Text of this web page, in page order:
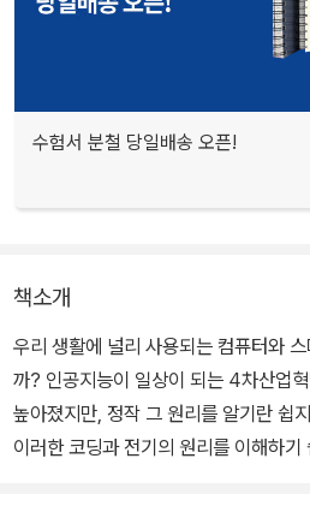
수험서 분철 당일배송 오픈!
책소개
우리 생활에 널리 사용되는 컴퓨터와
까? 인공지능이 일상이 되는 4차산업
높아졌지만, 정작 그 원리를 알기란 쉽
이러한 코딩과 전기의 원리를 이해하기